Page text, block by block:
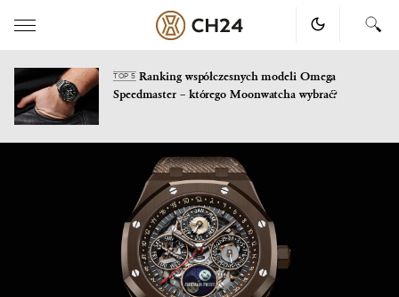
TOP 5Ranking współczesnych modeli Omega
Speedmaster – którego Moonwatcha wybrać?